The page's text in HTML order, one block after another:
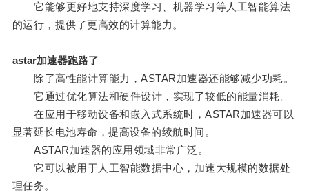
它能够更好地支持深度学习、机器学习等人工智能算法
的运行，提供了更高效的计算能力。
astar加速器跑路了
除了高性能计算能力，ASTAR加速器还能够减少功耗。
它通过优化算法和硬件设计，实现了较低的能量消耗。
在应用于移动设备和嵌入式系统时，ASTAR加速器可以
显著延长电池寿命，提高设备的续航时间。
ASTAR加速器的应用领域非常广泛。
它可以被用于人工智能数据中心，加速大规模的数据处
理任务。